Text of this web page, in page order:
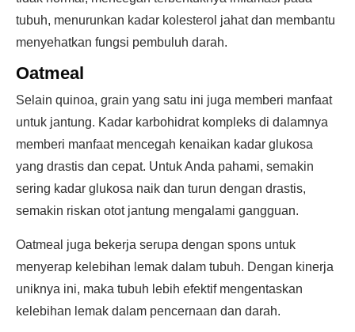
tubuh, menurunkan kadar kolesterol jahat dan membantu
menyehatkan fungsi pembuluh darah.
Oatmeal
Selain quinoa, grain yang satu ini juga memberi manfaat
untuk jantung. Kadar karbohidrat kompleks di dalamnya
memberi manfaat mencegah kenaikan kadar glukosa
yang drastis dan cepat. Untuk Anda pahami, semakin
sering kadar glukosa naik dan turun dengan drastis,
semakin riskan otot jantung mengalami gangguan.
Oatmeal juga bekerja serupa dengan spons untuk
menyerap kelebihan lemak dalam tubuh. Dengan kinerja
uniknya ini, maka tubuh lebih efektif mengentaskan
kelebihan lemak dalam pencernaan dan darah.